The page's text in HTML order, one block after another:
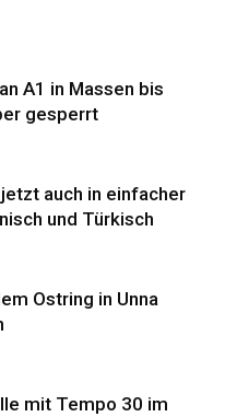
A1 in Massen bis
gesperrt
auch in einfacher
und Türkisch
Ostring in Unna
mit Tempo 30 im